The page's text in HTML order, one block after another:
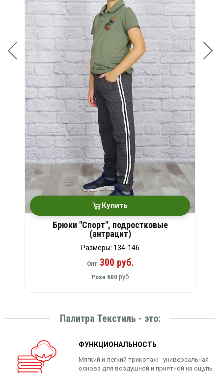
Купить
Брюки "Спорт", подростковые
(антрацит)
Размеры: 134-146
Опт300 руб.
Розн 600 руб
Палитра Текстиль - это:
ФУНКЦИОНАЛЬНОСТЬ
Мягкий и легкий трикотаж - универсальная
основа для воздушной и приятной на ощупь